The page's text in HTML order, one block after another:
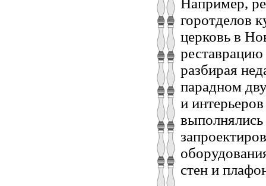
горотделов
церковь в
реставрацию
разбирая
парадном
и
стен и